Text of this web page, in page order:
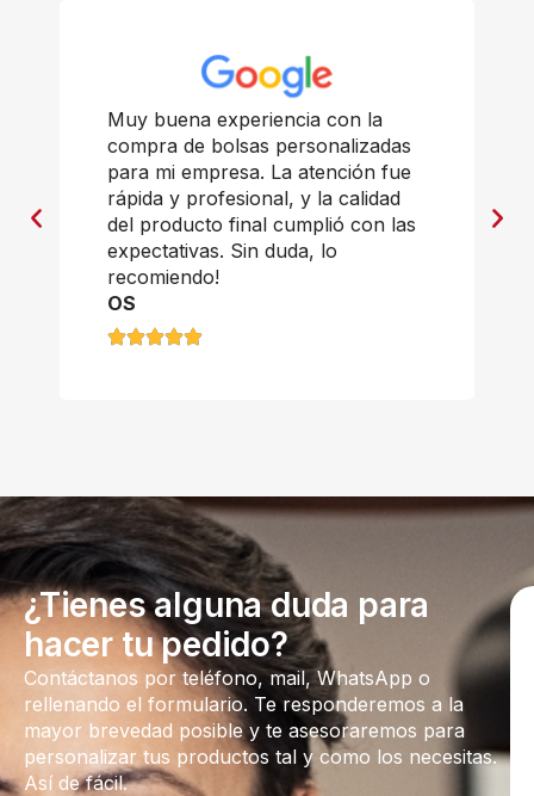
Muy buena experiencia con la
compra de bolsas personalizadas
para mi empresa. La atención fue
rápida y profesional, y la calidad
del producto final cumplió con las
expectativas. Sin duda, lo
recomiendo!
OS
¿Tienes alguna duda para
hacer tu pedido?
Contáctanos por teléfono, mail, WhatsApp o
rellenando el formulario. Te responderemos a la
mayor brevedad posible y te asesoraremos para
personalizar tus productos tal y como los necesitas.
Así de fácil.